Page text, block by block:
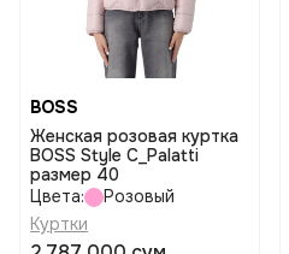
BOSS
Женская розовая куртка
BOSS Style C_Palatti
размер 40
Цвета:
Розовый
Куртки